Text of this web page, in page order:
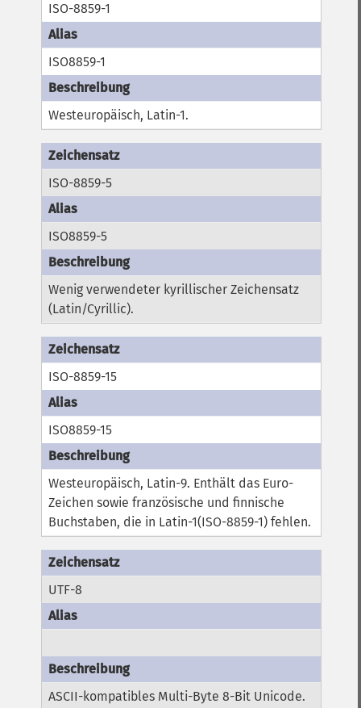
ISO-8859-1
ISO8859-1
Westeuropäisch, Latin-1.
ISO-8859-5
ISO8859-5
Wenig verwendeter kyrillischer Zeichensatz
(Latin/Cyrillic).
ISO-8859-15
ISO8859-15
Westeuropäisch, Latin-9. Enthält das Euro-
Zeichen sowie französische und finnische
Buchstaben, die in Latin-1(ISO-8859-1) fehlen.
UTF-8
ASCII-kompatibles Multi-Byte 8-Bit Unicode.